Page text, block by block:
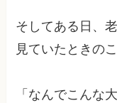
そしてある日、
見ていたときのこ
「なんでこんな